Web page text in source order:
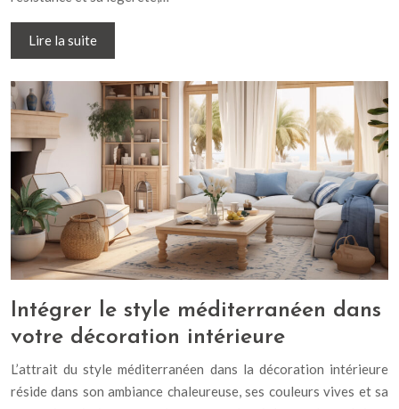
Lire la suite
Intégrer le style méditerranéen dans
votre décoration intérieure
L’attrait du style méditerranéen dans la décoration intérieure
réside dans son ambiance chaleureuse, ses couleurs vives et sa